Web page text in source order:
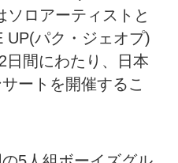
ソロアーティストと
UP(パク・ジェオプ)
日間にわたり、日本
ートを開催するこ